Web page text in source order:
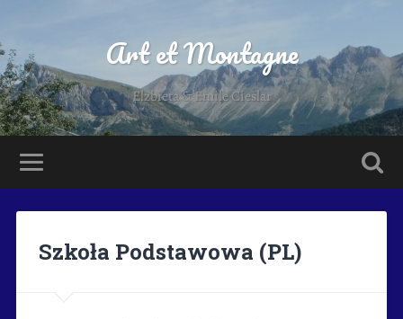
Art et Montagne
Elzbieta & Emile Cieslar
Szkoła Podstawowa (PL)